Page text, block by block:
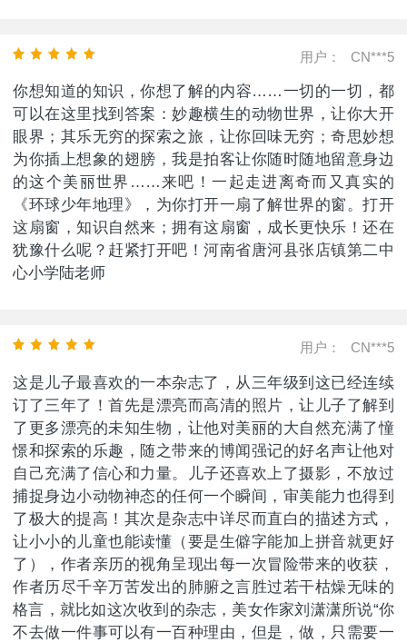
用户： CN***5
你想知道的知识，你想了解的内容……一切的一切，都
可以在这里找到答案：妙趣横生的动物世界，让你大开
眼界；其乐无穷的探索之旅，让你回味无穷；奇思妙想
为你插上想象的翅膀，我是拍客让你随时随地留意身边
的这个美丽世界……来吧！一起走进离奇而又真实的
《环球少年地理》，为你打开一扇了解世界的窗。打开
这扇窗，知识自然来；拥有这扇窗，成长更快乐！还在
犹豫什么呢？赶紧打开吧！河南省唐河县张店镇第二中
心小学陆老师
用户： CN***5
这是儿子最喜欢的一本杂志了，从三年级到这已经连续
订了三年了！首先是漂亮而高清的照片，让儿子了解到
了更多漂亮的未知生物，让他对美丽的大自然充满了憧
憬和探索的乐趣，随之带来的博闻强记的好名声让他对
自己充满了信心和力量。儿子还喜欢上了摄影，不放过
捕捉身边小动物神态的任何一个瞬间，审美能力也得到
了极大的提高！其次是杂志中详尽而直白的描述方式，
让小小的儿童也能读懂（要是生僻字能加上拼音就更好
了），作者亲历的视角呈现出每一次冒险带来的收获，
作者历尽千辛万苦发出的肺腑之言胜过若干枯燥无味的
格言，就比如这次收到的杂志，美女作家刘潇潇所说“你
不去做一件事可以有一百种理由，但是，做，只需要一